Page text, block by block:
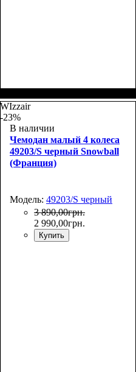
66х45х27+5
WIzzair
-23%
В наличии
Чемодан малый 4 колеса
49203/S черный Snowball
(Франция)
Модель: 49203/S черный
3 890,00грн.
2 990,00грн.
Купить